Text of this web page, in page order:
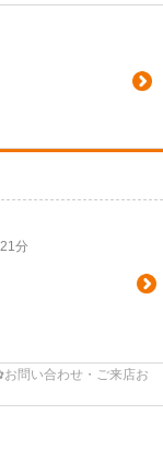
分
問い合わせ・ご来店お